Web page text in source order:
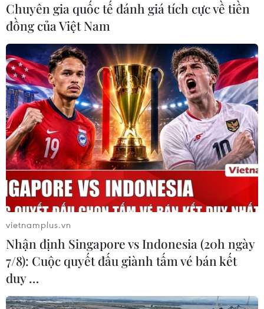
TIN CÙNG CHUYÊN MỤC
Ngân hàng Trung ương Trung Quốc
mua thêm 20 tấn vàng trong tháng 7
07/08/2026 15:21
Sáu chuyển đổi lớn về tư duy phát
triển kinh tế có vốn đầu tư nước
07/08/2026 14:07
Cơ cấu lại vốn nhà nước tại doanh
nghiệp gắn với mục tiêu tăng trưởng
Chuyên gia quốc tế đánh giá tích cực về tiền
đồng của Việt Nam
vietnamplus.vn
Nhận định Singapore vs Indonesia (20h ngày
7/8): Cuộc quyết đấu giành tấm vé bán kết
duy …